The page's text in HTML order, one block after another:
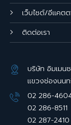
เว็บไซต์/อีแคต
ติดต่อเรา
บริษัท อิมเมน
แขวงช่องนนท
02 286-
02 286-8511
02 287-2410